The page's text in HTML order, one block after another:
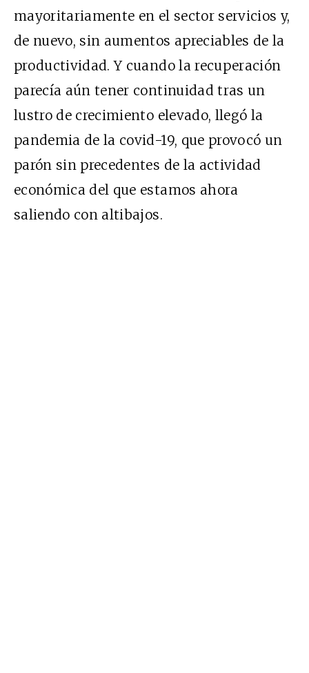
mayoritariamente en el sector servicios y,
de nuevo, sin aumentos apreciables de la
productividad. Y cuando la recuperación
parecía aún tener continuidad tras un
lustro de crecimiento elevado, llegó la
pandemia de la covid-19, que provocó un
parón sin precedentes de la actividad
económica del que estamos ahora
saliendo con altibajos.